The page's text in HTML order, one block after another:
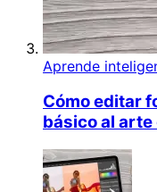
Aprende
Cómo editar
básico al